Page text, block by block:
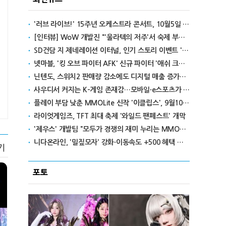
'러브 라이브!' 15주년 오케스트라 콘서트, 10월5일 한국서 첫 해외 공연
[인터뷰] WoW 개발진 "'울라텍의 저주'서 숙제 부담 줄이고 보상 높여"
SD건담 지 제네레이션 이터널, 인기 스토리 이벤트 '라크로아의 용사' 재개최
넷마블, '킹 오브 파이터 AFK' 신규 파이터 '애쉬 크림존' 업데이트
닌텐도, 스위치2 판매량 감소에도 디지털 매출 증가로 영익 급증
사우디서 커지는 K-게임 존재감…모바일·e스포츠가 이끌었다
플레이 부담 낮춘 MMOLite 신작 '이클립스', 9월10일 출격
라이엇게임즈, TFT 최대 축제 '와일드 팬페스트' 개막
'제우스' 개발팀 "모두가 경쟁의 재미 누리는 MMORPG로 만들 것"
니다온라인, '밀짚모자' 강화·이동속도 +500 혜택 이벤트 진행
포토